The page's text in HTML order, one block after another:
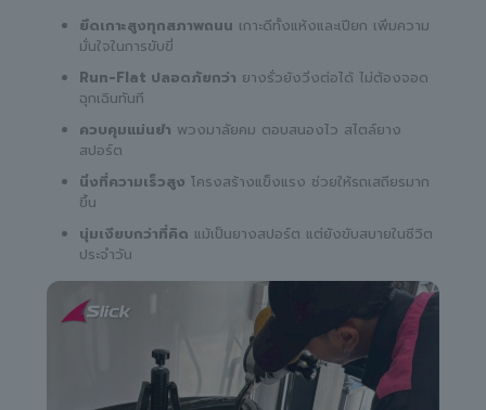
ยึดเกาะสูงทุกสภาพถนน เกาะดีทั้งแห้งและเปียก เพิ่มความ
มั่นใจในการขับขี่
Run-Flat ปลอดภัยกว่า ยางรั่วยังวิ่งต่อได้ ไม่ต้องจอด
ฉุกเฉินทันที
ควบคุมแม่นยำ พวงมาลัยคม ตอบสนองไว สไตล์ยาง
สปอร์ต
นิ่งที่ความเร็วสูง โครงสร้างแข็งแรง ช่วยให้รถเสถียรมาก
ขึ้น
นุ่มเงียบกว่าที่คิด แม้เป็นยางสปอร์ต แต่ยังขับสบายในชีวิต
ประจำวัน